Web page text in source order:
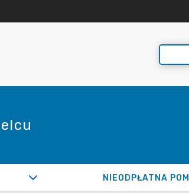
NIEODPŁATNA